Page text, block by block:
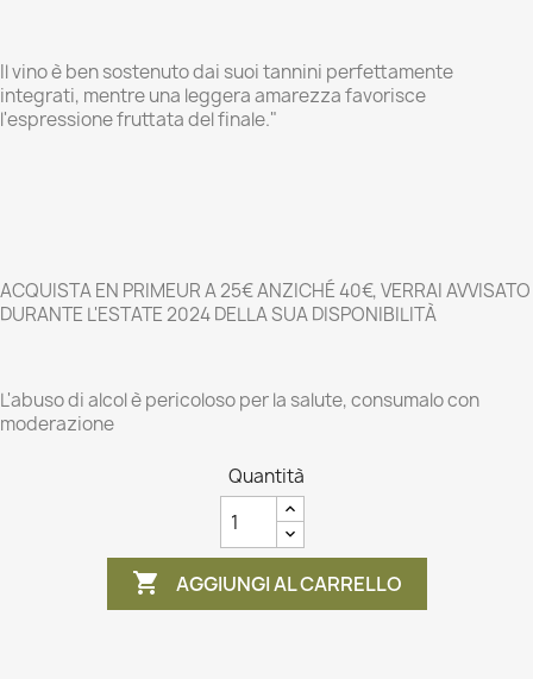
Il vino è ben sostenuto dai suoi tannini perfettamente
integrati, mentre una leggera amarezza favorisce
l'espressione fruttata del finale."
ACQUISTA EN PRIMEUR A 25€ ANZICHÉ 40€, VERRAI AVVISATO
DURANTE L'ESTATE 2024 DELLA SUA DISPONIBILITÀ
L'abuso di alcol è pericoloso per la salute, consumalo con
moderazione
Quantità
 AGGIUNGI AL CARRELLO